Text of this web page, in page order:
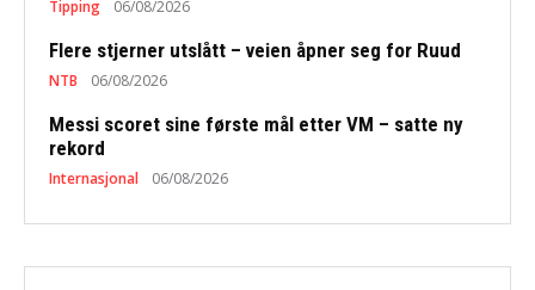
Tipping 06/08/2026
Flere stjerner utslått – veien åpner seg for Ruud
NTB 06/08/2026
Messi scoret sine første mål etter VM – satte ny
rekord
Internasjonal 06/08/2026